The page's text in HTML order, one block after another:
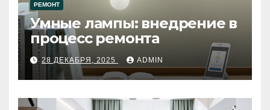
РЕМОНТ
Умные лампы: внедрение в
процесс ремонта
28 ДЕКАБРЯ, 2025 ADMIN